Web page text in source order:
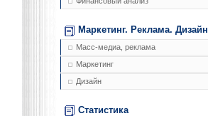
Маркетинг. Реклама. Дизайн
Масс-медиа, реклама
Маркетинг
Дизайн
Статистика